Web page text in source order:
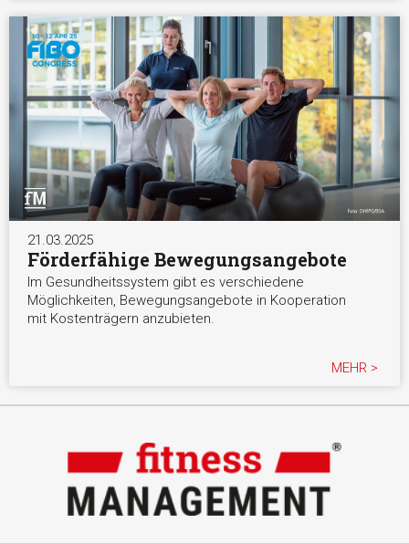
21.03.2025
Förderfähige Bewegungsangebote
Im Gesundheitssystem gibt es verschiedene
Möglichkeiten, Bewegungsangebote in Kooperation
mit Kostenträgern anzubieten.
MEHR >